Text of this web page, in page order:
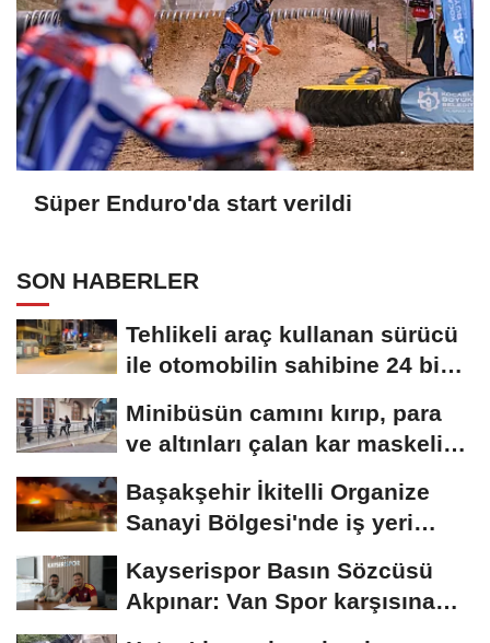
Süper Enduro'da start verildi
SON HABERLER
Tehlikeli araç kullanan sürücü
ile otomobilin sahibine 24 bin
Minibüsün camını kırıp, para
ve altınları çalan kar maskeli
Başakşehir İkitelli Organize
Sanayi Bölgesi'nde iş yeri
Kayserispor Basın Sözcüsü
Akpınar: Van Spor karşısına